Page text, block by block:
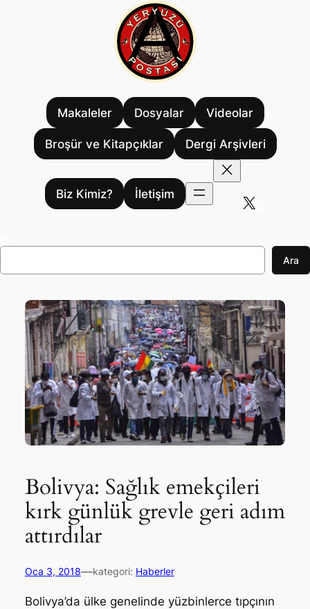
Makaleler Dosyalar Videolar
Broşür ve Kitapçıklar Dergi Arşivleri
Biz Kimiz?
İletişim
Ara
‪Bolivya: Sağlık emekçileri
kırk günlük grevle geri adım
attırdılar‬
Oca 3, 2018—kategori: Haberler
Bolivya’da ülke genelinde yüzbinlerce tıpçının